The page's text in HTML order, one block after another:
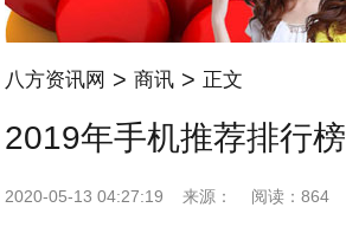
八方资讯网 > 商讯 > 正文
2019年手机推荐排行榜
2020-05-13 04:27:19 来源：
阅读：864